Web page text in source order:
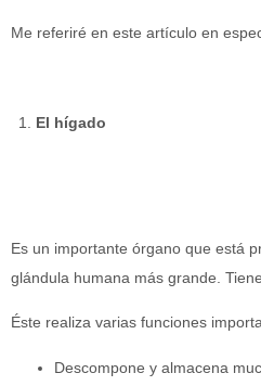
Me referiré en este artículo en
El hígado
Es un importante órgano que está
glándula humana más grande.
Éste realiza varias funciones
Descompone y almacena